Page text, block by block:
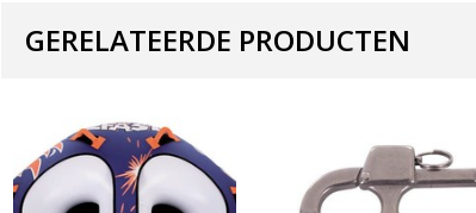
GERELATEERDE PRODUCTEN